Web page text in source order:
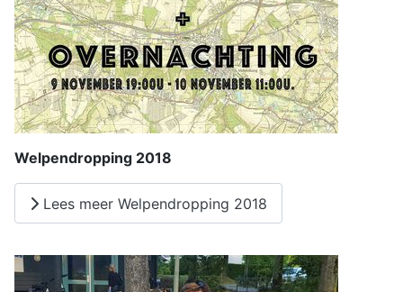
Welpendropping 2018
Lees meer Welpendropping 2018